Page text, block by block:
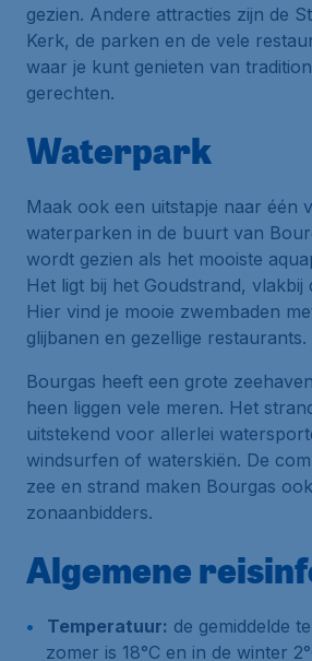
gezien. Andere attracties zijn de
Kerk, de parken en de vele
waar je kunt genieten van
gerechten.
Waterpark
Maak ook een uitstapje naar één
waterparken in de buurt van
wordt gezien als het mooiste
Het ligt bij het Goudstrand, vlakbij
Hier vind je mooie zwembaden
glijbanen en gezellige restaurants.
Bourgas heeft een grote
heen liggen vele meren. Het
uitstekend voor allerlei
windsurfen of waterskiën. De
zee en strand maken Bourgas
zonaanbidders.
Algemene
Temperatuur: de gemiddelde
zomer is 18°C en in de winter